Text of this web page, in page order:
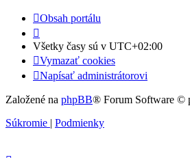
Obsah portálu
Všetky časy sú v UTC+02:00
Vymazať cookies
Napísať administrátorovi
Založené na phpBB® Forum Software ©
Súkromie | Podmienky